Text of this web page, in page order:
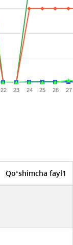
22 23 24 25 26 27
Qo‘shimcha fayl1